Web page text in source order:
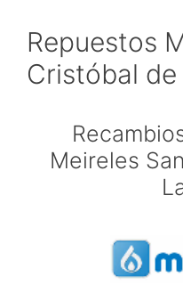
Repuestos
Cristóbal
Meireles